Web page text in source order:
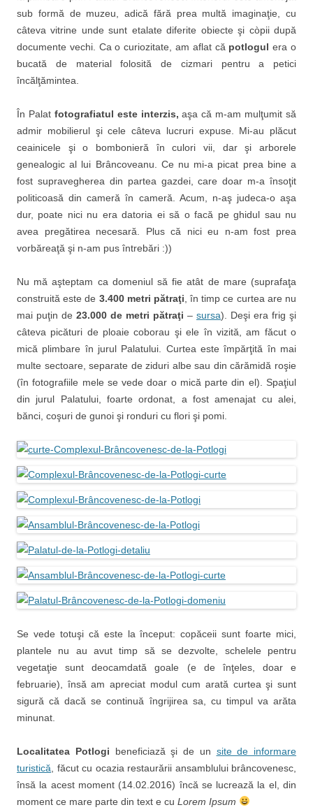
sub formă de muzeu, adică fără prea multă imaginaţie, cu
câteva vitrine unde sunt etalate diferite obiecte şi còpii după
documente vechi. Ca o curiozitate, am aflat că potlogul era o
bucată de material folosită de cizmari pentru a petici
încălţămintea.
În Palat fotografiatul este interzis, aşa că m-am mulţumit să
admir mobilierul şi cele câteva lucruri expuse. Mi-au plăcut
ceainicele şi o bombonieră în culori vii, dar şi arborele
genealogic al lui Brâncoveanu. Ce nu mi-a picat prea bine a
fost supravegherea din partea gazdei, care doar m-a însoţit
politicoasă din cameră în cameră. Acum, n-aş judeca-o aşa
dur, poate nici nu era datoria ei să o facă pe ghidul sau nu
avea pregătirea necesară. Plus că nici eu n-am fost prea
vorbăreaţă şi n-am pus întrebări :))
Nu mă aşteptam ca domeniul să fie atât de mare (suprafaţa
construită este de 3.400 metri pătraţi , în timp ce curtea are nu
mai puţin de 23.000 de metri pătraţi – sursa). Deşi era frig şi
câteva picături de ploaie coborau şi ele în vizită, am făcut o
mică plimbare în jurul Palatului. Curtea este împărţită în mai
multe sectoare, separate de ziduri albe sau din cărămidă roşie
(în fotografiile mele se vede doar o mică parte din el). Spaţiul
din jurul Palatului, foarte ordonat, a fost amenajat cu alei,
bănci, coşuri de gunoi şi ronduri cu flori şi pomi.
Se vede totuşi că este la început: copăceii sunt foarte mici,
plantele nu au avut timp să se dezvolte, schelele pentru
vegetaţie sunt deocamdată goale (e de înţeles, doar e
februarie), însă am apreciat modul cum arată curtea şi sunt
sigură că dacă se continuă îngrijirea sa, cu timpul va arăta
minunat.
Localitatea Potlogi beneficiază şi de un site de informare
turistică , făcut cu ocazia restaurării ansamblului brâncovenesc,
însă la acest moment (14.02.2016) încă se lucrează la el, din
moment ce mare parte din text e cu Lorem Ipsum